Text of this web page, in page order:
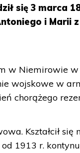
się 3 marca
i Marii z
w Niemirowie w
wojskowe w
chorążego
Kształcił się
1913 r.